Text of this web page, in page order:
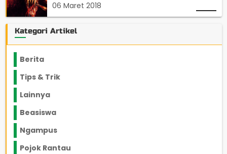
06 Maret 2018
Kategori Artikel
Berita
Tips & Trik
Lainnya
Beasiswa
Ngampus
Pojok Rantau